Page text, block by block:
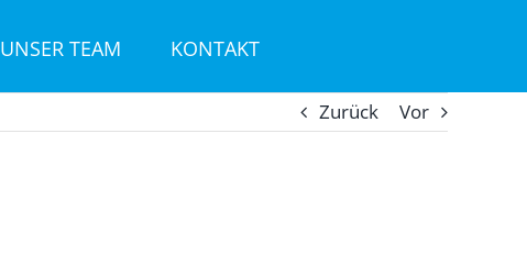
UNSER TEAM KONTAKT
Zurück Vor